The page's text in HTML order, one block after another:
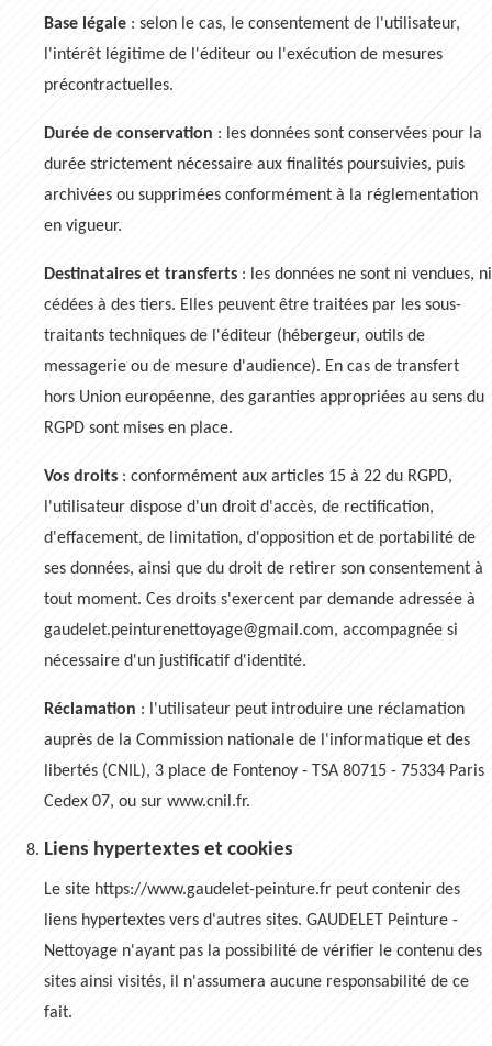
Base légale : selon le cas, le consentement de l'utilisateur,
l'intérêt légitime de l'éditeur ou l'exécution de mesures
précontractuelles.
Durée de conservation : les données sont conservées pour la
durée strictement nécessaire aux finalités poursuivies, puis
archivées ou supprimées conformément à la réglementation
en vigueur.
Destinataires et transferts : les données ne sont ni vendues, ni
cédées à des tiers. Elles peuvent être traitées par les sous-
traitants techniques de l'éditeur (hébergeur, outils de
messagerie ou de mesure d'audience). En cas de transfert
hors Union européenne, des garanties appropriées au sens du
RGPD sont mises en place.
Vos droits : conformément aux articles 15 à 22 du RGPD,
l'utilisateur dispose d'un droit d'accès, de rectification,
d'effacement, de limitation, d'opposition et de portabilité de
ses données, ainsi que du droit de retirer son consentement à
tout moment. Ces droits s'exercent par demande adressée à
gaudelet.peinturenettoyage@gmail.com, accompagnée si
nécessaire d'un justificatif d'identité.
Réclamation : l'utilisateur peut introduire une réclamation
auprès de la Commission nationale de l'informatique et des
libertés (CNIL), 3 place de Fontenoy - TSA 80715 - 75334 Paris
Cedex 07, ou sur www.cnil.fr.
Liens hypertextes et cookies
Le site https://www.gaudelet-peinture.fr peut contenir des
liens hypertextes vers d'autres sites. GAUDELET Peinture -
Nettoyage n'ayant pas la possibilité de vérifier le contenu des
sites ainsi visités, il n'assumera aucune responsabilité de ce
fait.